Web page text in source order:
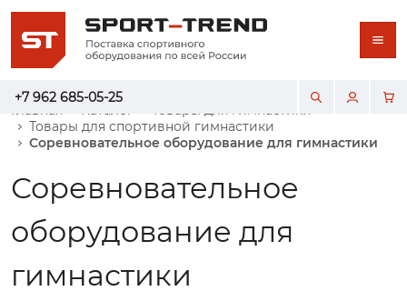
+7 962 685-05-25
Главная Каталог
Товары для гимнастики
Товары для спортивной гимнастики
Соревновательное оборудование для гимнастики
Соревновательное
оборудование для
гимнастики